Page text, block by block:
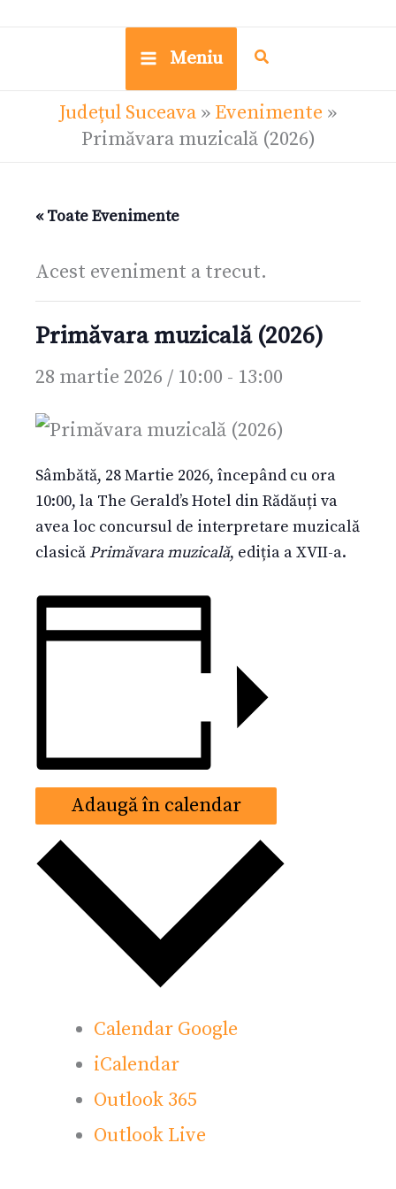
Meniu
Județul Suceava » Evenimente »
Primăvara muzicală (2026)
« Toate Evenimente
Acest eveniment a trecut.
Primăvara muzicală (2026)
28 martie 2026 / 10:00 - 13:00
Sâmbătă, 28 Martie 2026, începând cu ora
10:00, la The Gerald’s Hotel din Rădăuți va
avea loc concursul de interpretare muzicală
clasică Primăvara muzicală, ediția a XVII-a.
Adaugă în calendar
Calendar Google
iCalendar
Outlook 365
Outlook Live